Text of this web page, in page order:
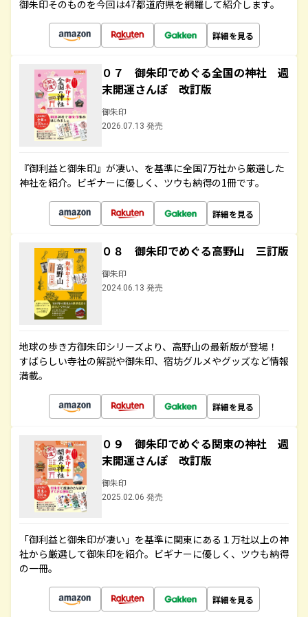
御朱印そのものを今回は47都道府県を網羅して紹介します。
詳細を見る
０７ 御朱印でめぐる全国の神社 週
末開運さんぽ 改訂版
御朱印
2026.07.13 発売
『御利益と御朱印』が凄い、を基準に全国7万社から厳選した
神社を紹介。ビギナーに優しく、ツウも納得の1冊です。
詳細を見る
０８ 御朱印でめぐる高野山 三訂版
御朱印
2024.06.13 発売
地球の歩き方御朱印シリーズより、高野山の最新版が登場！
すばらしい寺社の解説や御朱印、宿坊グルメやグッズなど情報
満載。
詳細を見る
０９ 御朱印でめぐる関東の神社 週
末開運さんぽ 改訂版
御朱印
2025.02.06 発売
「御利益と御朱印が凄い」を基準に関東にある１万社以上の神
社から厳選して御朱印を紹介。ビギナーに優しく、ツウも納得
の一冊。
詳細を見る